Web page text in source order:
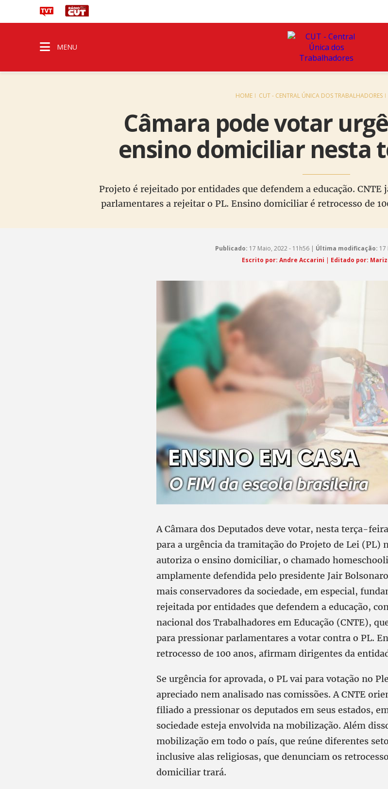
MENU
HOME CUT - CENTRAL ÚNICA DOS TRABALHADORES
Câmara pode votar
ensino domiciliar nesta
Projeto é rejeitado por entidades que defendem a educação.
parlamentares a rejeitar o PL. Ensino domiciliar é retrocesso de
Publicado: 17 Maio, 2022 - 11h56 | Última modificação: 17
Escrito por: Andre Accarini | Editado por:
A Câmara dos Deputados deve votar, nesta terça-
para a urgência da tramitação do Projeto de Lei (PL)
autoriza o ensino domiciliar, o chamado
amplamente defendida pelo presidente Jair
mais conservadores da sociedade, em especial,
rejeitada por entidades que defendem a educação,
nacional dos Trabalhadores em Educação (CNTE),
para pressionar parlamentares a votar contra o PL.
retrocesso de 100 anos, afirmam dirigentes da
Se urgência for aprovada, o PL vai para votação no
apreciado nem analisado nas comissões. A CNTE
filiado a pressionar os deputados em seus estados,
sociedade esteja envolvida na mobilização. Além
mobilização em todo o país, que reúne diferentes
inclusive alas religiosas, que denunciam os
domiciliar trará.